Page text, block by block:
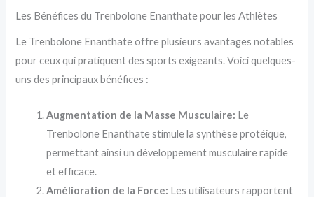
Les Bénéfices du Trenbolone Enanthate pour les Athlètes
Le Trenbolone Enanthate offre plusieurs avantages notables
pour ceux qui pratiquent des sports exigeants. Voici quelques-
uns des principaux bénéfices :
Augmentation de la Masse Musculaire: Le
Trenbolone Enanthate stimule la synthèse protéique,
permettant ainsi un développement musculaire rapide
et efficace.
Amélioration de la Force: Les utilisateurs rapportent